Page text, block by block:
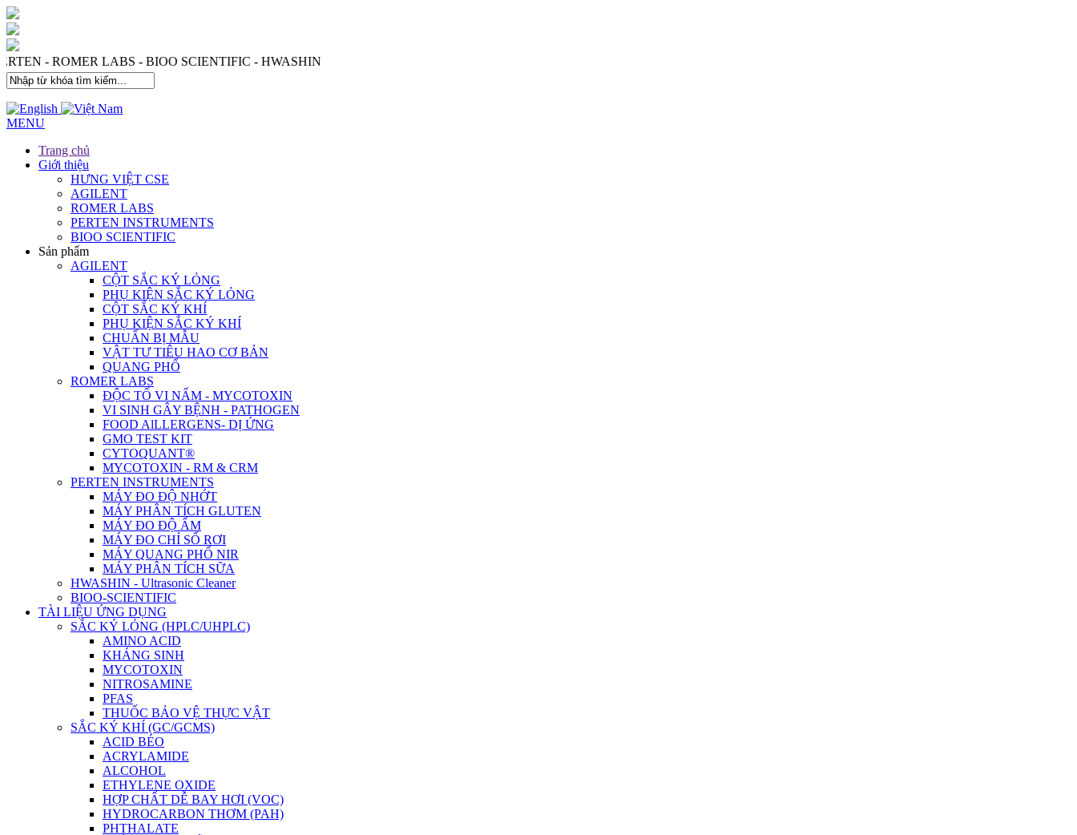
- PERTEN - ROMER LABS - BIOO SCIENTIFIC - HWASHIN
MENU
Trang chủ
Giới thiệu
HƯNG VIỆT CSE
AGILENT
ROMER LABS
PERTEN INSTRUMENTS
BIOO SCIENTIFIC
Sản phẩm
AGILENT
CỘT SẮC KÝ LỎNG
PHỤ KIỆN SẮC KÝ LỎNG
CỘT SẮC KÝ KHÍ
PHỤ KIỆN SẮC KÝ KHÍ
CHUẨN BỊ MẪU
VẬT TƯ TIÊU HAO CƠ BẢN
QUANG PHỔ
ROMER LABS
ĐỘC TỐ VI NẤM - MYCOTOXIN
VI SINH GÂY BỆNH - PATHOGEN
FOOD AlLLERGENS- DỊ ỨNG
GMO TEST KIT
CYTOQUANT®
MYCOTOXIN - RM & CRM
PERTEN INSTRUMENTS
MÁY ĐO ĐỘ NHỚT
MÁY PHÂN TÍCH GLUTEN
MÁY ĐO ĐỘ ẨM
MÁY ĐO CHỈ SỐ RƠI
MÁY QUANG PHỔ NIR
MÁY PHÂN TÍCH SỮA
HWASHIN - Ultrasonic Cleaner
BIOO-SCIENTIFIC
TÀI LIỆU ỨNG DỤNG
SẮC KÝ LỎNG (HPLC/UHPLC)
AMINO ACID
KHÁNG SINH
MYCOTOXIN
NITROSAMINE
PFAS
THUỐC BẢO VỆ THỰC VẬT
SẮC KÝ KHÍ (GC/GCMS)
ACID BÉO
ACRYLAMIDE
ALCOHOL
ETHYLENE OXIDE
HỢP CHẤT DỄ BAY HƠI (VOC)
HYDROCARBON THƠM (PAH)
PHTHALATE